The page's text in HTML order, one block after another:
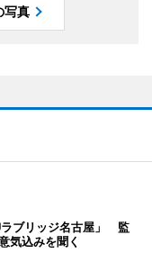
写真
ラブリッジ名古屋」 監
気込みを聞く